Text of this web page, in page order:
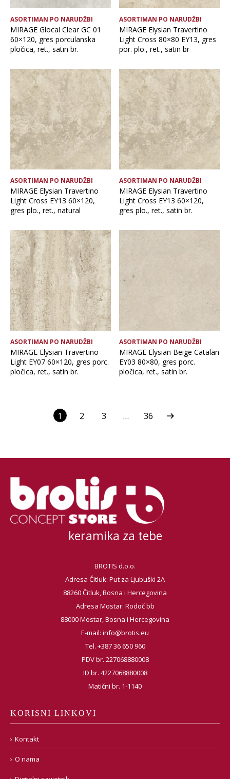
ASORTIMAN PO NARUDŽBI
MIRAGE Glocal Clear GC 01
60×120, gres porculanska
pločica, ret., satin br.
ASORTIMAN PO NARUDŽBI
MIRAGE Elysian Travertino
Light Cross 80×80 EY13, gres
por. plo., ret., satin br
ASORTIMAN PO NARUDŽBI
MIRAGE Elysian Travertino
Light Cross EY13 60×120,
gres plo., ret., natural
ASORTIMAN PO NARUDŽBI
MIRAGE Elysian Travertino
Light Cross EY13 60×120,
gres plo., ret., satin br.
ASORTIMAN PO NARUDŽBI
MIRAGE Elysian Travertino
Light EY07 60×120, gres porc.
pločica, ret., satin br.
ASORTIMAN PO NARUDŽBI
MIRAGE Elysian Beige Catalan
EY03 80×80, gres porc.
pločica, ret., satin br.
1 2 3 … 36
keramika za tebe
BROTIS d.o.o.
Adresa Čitluk: Put za Ljubuški 2A
88260 Čitluk, Bosna i Hercegovina
Adresa Mostar: Rodoč bb
88000 Mostar, Bosna i Hercegovina
E-mail: info@brotis.eu
Tel. +387 36 650 960
PDV br. 227068880008
ID br. 4227068880008
Matični br. 1-1140
KORISNI LINKOVI
Kontakt
O nama